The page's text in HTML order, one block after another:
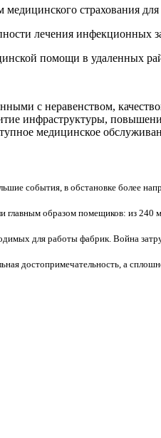
страхования
лечения инфекционных
помощи в удаленных
с неравенством,
инфраструктуры,
медицинское
события, в обстановке более
главным образом помещиков: из
для работы фабрик. Война
достопримечательность, а